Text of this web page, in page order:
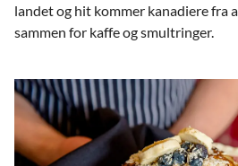
landet og hit kommer kanadiere fra
sammen for kaffe og smultringer.